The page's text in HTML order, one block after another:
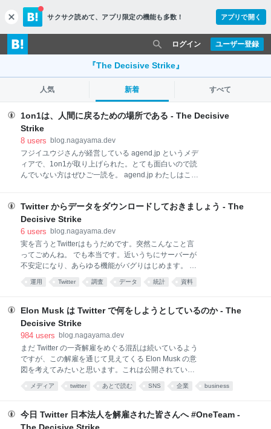
c
l
o
s
サクサク読めて、 アプリ限定の機能も多数！ アプリで開く
ユーザー登録
ログイン
『The Decisive Strike』
人気 新着 すべて
1on1は、人間に戻るための場所である - The Decisive
Strike
8 users blog.nagayama.dev
フジイユウジさんが経営している agend.jp というメデ
ィアで、1on1が取り上げられた。とても面白いので読
んでいない方はぜひご一読を。 agend.jp わたしはこの
わたしも部下としてあるいは上司として 10 年以上
1on1 をやり続けているので、この件について臆見を
述べるとすれば、それは「1on1は、お互いに人間に戻
るための場所である」というものだ。 資本主義が生み
出した制度である会社で働いている我々は可換的存在
である。別にこの仕事それ自体はわたしでなければで
ば資本主義においては半ば自然と発生するものだ。わ
れ誰かが埋めるだろう。われわれは仕事という文脈に
おいては人間ではなく単なるその運
Twitter からデータをダウンロードしておきましょう - The
Decisive Strike
6 users blog.nagayama.dev
実を言うとTwitterはもうだめです。突然こんなこと言
ってごめんね。 でも本当です。近いうちにサーバーが
不安定になり、あらゆる機能がバグりはじめます。 そ
れが終わりの合図です。 実際どうなるかはわかりませ
んが、SREチームが大幅縮小され、解雇されずに残っ
Roth が離職しました。他にも運用系のチームが解雇や
離職によって縮小の一途を辿っているようです。 前の
ブログポストにも「エンジニアリング企業へ」と書き
な「Dev」、つまり「機能の新規開発」であって、極
端な「Ops」、運用の軽視があるようです。なので、
「Elonが欲しいと思ったアイデアを迅速にリリースす
る」ことは引き続き行われますが、いわゆる
運用 Twitter 調査 データ 統計 資料
Elon Musk は Twitter で何をしようとしているのか - The
Decisive Strike
984 users blog.nagayama.dev
まだ Twitter の一斉解雇をめぐる混乱は続いているよう
ですが、この解雇を通じて見えてくる Elon Musk の意
図を考えてみたいと思います。これは公開されている
情報に基づく長山個人の推測に基づいた分析であっ
て、正しさはいっさい保証されていません。 個人的な
Twitter をメディア企業からエンジニアリング企業へと
変質させようとしているんじゃないかと考えていま
メディア twitter あとで読む SNS 企業 business
今日 Twitter 日本法人を解雇された皆さんへ #OneTeam -